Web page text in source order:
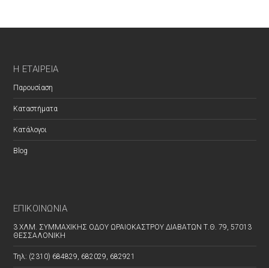
Η ΕΤΑΙΡΕΊΑ
Παρουσίαση
Καταστήματα
Κατάλογοι
Blog
ΕΠΙΚΟΙΝΩΝΊΑ
3 ΧΛΜ. ΣΥΜΜΑΧΙΚΗΣ ΟΔΟΥ ΩΡΑΙΟΚΑΣΤΡΟΥ ΔΙΑΒΑΤΩΝ Τ.Θ. 79, 57013
ΘΕΣΣΑΛΟΝΙΚΗ
Τηλ: (2310) 684829, 682029, 682921